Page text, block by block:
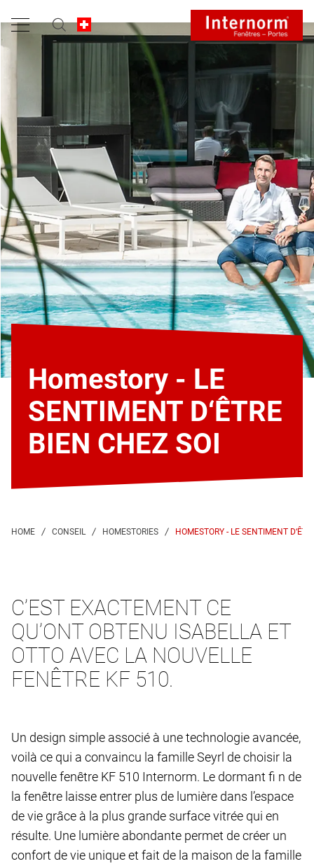
Homestory - LE
SENTIMENT D‘ÊTRE
BIEN CHEZ SOI
HOMESTORY - LE SENTIMENT
C’EST EXACTEMENT CE
QU’ONT OBTENU ISABELLA ET
OTTO AVEC LA NOUVELLE
FENÊTRE KF 510.
Un design simple associé à une technologie avancée,
voilà ce qui a convaincu la famille Seyrl de choisir la
nouvelle fenêtre KF 510 Internorm. Le dormant fi n de
la fenêtre laisse entrer plus de lumière dans l’espace
de vie grâce à la plus grande surface vitrée qui en
résulte. Une lumière abondante permet de créer un
confort de vie unique et fait de la maison de la famille